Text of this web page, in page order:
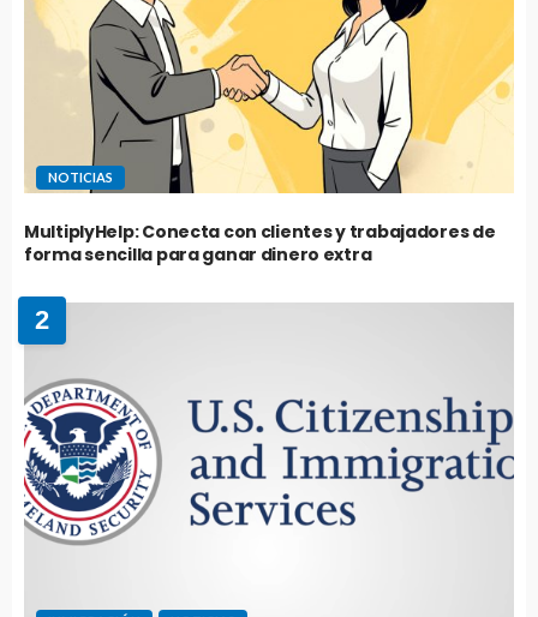
NOTICIAS
MultiplyHelp: Conecta con clientes y trabajadores de
forma sencilla para ganar dinero extra
2